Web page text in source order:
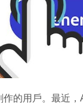
的用戶。最近，